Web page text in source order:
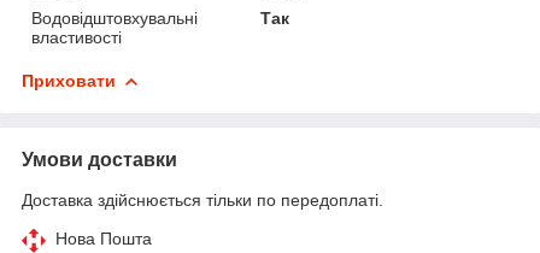
Водовідштовхувальні
властивості
Так
Приховати
Умови доставки
Доставка здійснюється тільки по передоплаті.
Нова Пошта